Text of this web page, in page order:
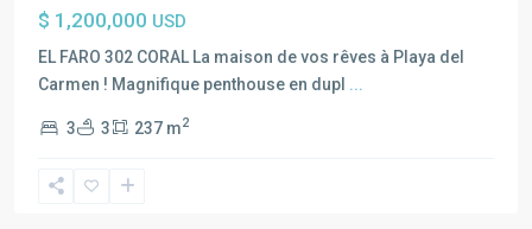
$ 1,200,000 USD
EL FARO 302 CORAL La maison de vos rêves à Playa del
Carmen ! Magnifique penthouse en dupl ...
3 3 237 m2
del